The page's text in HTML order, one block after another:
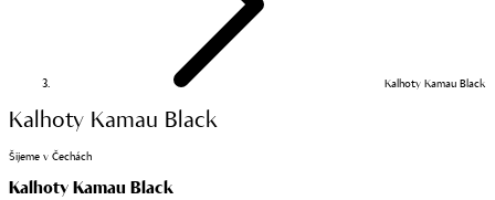
Kalhoty Kamau Black
Kalhoty Kamau Black
Šijeme v Čechách
Kalhoty Kamau Black